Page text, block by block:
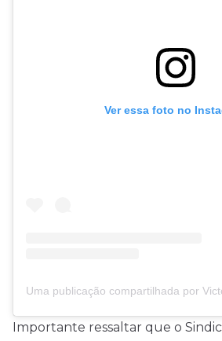
Ver essa foto no
Importante ressaltar que o